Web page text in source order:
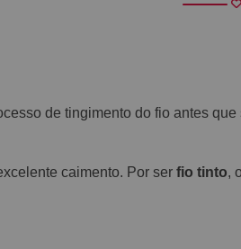
de tingimento do fio antes
caimento. Por ser fio tinto, o